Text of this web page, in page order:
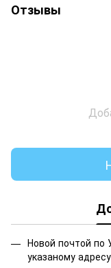
Отзывы
Новой почтой
указаному